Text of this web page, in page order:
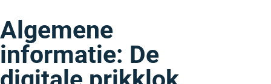
Algemene
informatie: De